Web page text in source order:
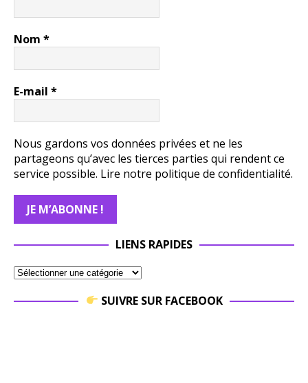
Nom *
E-mail *
Nous gardons vos données privées et ne les
partageons qu’avec les tierces parties qui rendent ce
service possible. Lire notre politique de confidentialité.
LIENS RAPIDES
SUIVRE SUR FACEBOOK